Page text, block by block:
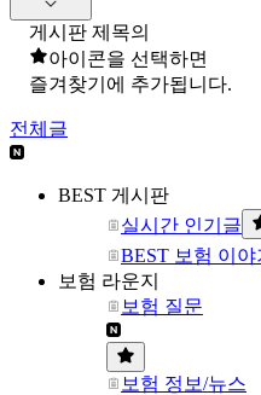
게시판 제목의
아이콘을 선택하면
즐겨찾기에 추가됩니다.
전체글
BEST 게시판
실시간 인기글
BEST 보험 이야
보험 라운지
보험 질문
보험 정보/뉴스